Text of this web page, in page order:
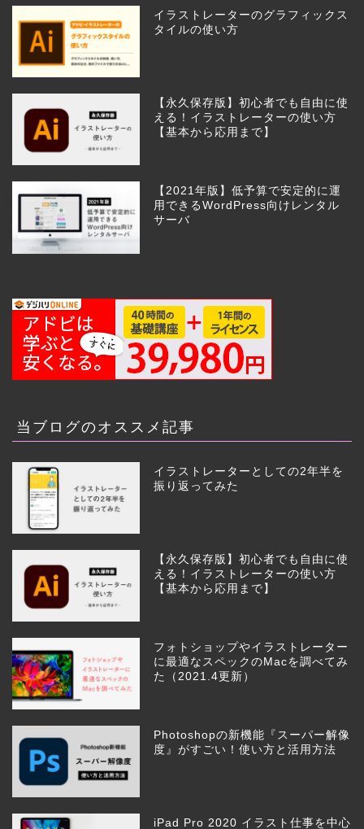
イラストレーターのグラフィックス
タイルの使い方
【永久保存版】初心者でも自由に使
える！イラストレーターの使い方
【基本から応用まで】
【2021年版】低予算で安定的に運
用できるWordPress向けレンタル
サーバ
当ブログのオススメ記事
イラストレーターとしての2年半を
振り返ってみた
【永久保存版】初心者でも自由に使
える！イラストレーターの使い方
【基本から応用まで】
フォトショップやイラストレーター
に最適なスペックのMacを調べてみ
た（2021.4更新）
Photoshopの新機能『スーパー解像
度』がすごい！使い方と活用方法
iPad Pro 2020 イラスト仕事を中心